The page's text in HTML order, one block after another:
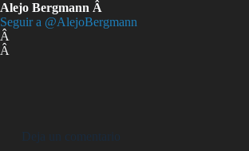
Alejo Bergmann Â
Seguir a @AlejoBergmann
Â
Â
Deja un comentario